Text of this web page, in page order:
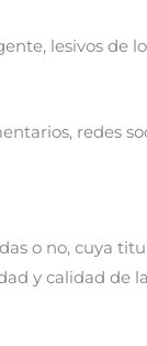
lesivos de
redes
o no, cuya
y calidad de